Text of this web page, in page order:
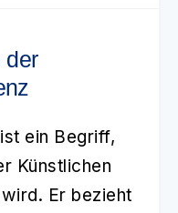
der
ist ein Begriff,
Künstlichen
Er bezieht